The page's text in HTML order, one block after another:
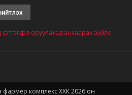
сэтгэгдэл оруулахад анхаарах зүйлс
комплекс ХХК 2026 он